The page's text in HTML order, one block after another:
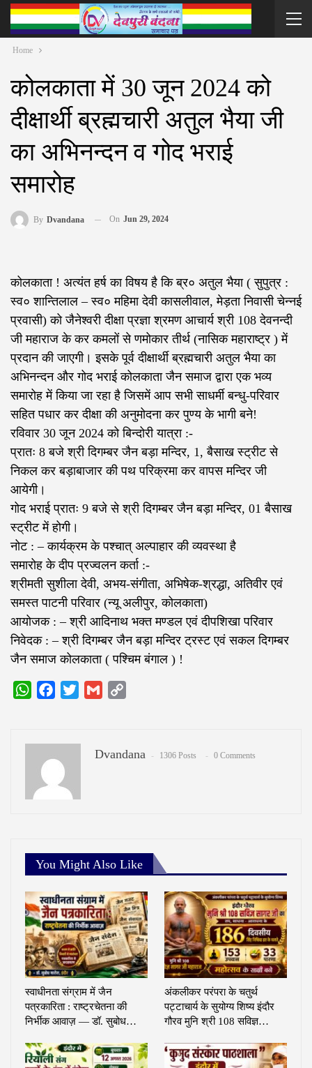
Home
कोलकाता में 30 जून 2024 को
दीक्षार्थी ब्रह्मचारी अतुल भैया जी
का अभिनन्दन व गोद भराई
समारोह
By Dvandana On Jun 29, 2024
कोलकाता ! अत्यंत हर्ष का विषय है कि ब्र० अतुल भैया ( सुपुत्र :
स्व० शान्तिलाल – स्व० महिमा देवी कासलीवाल, मेड़ता निवासी चेन्नई
प्रवासी) को जैनेश्वरी दीक्षा प्रज्ञा श्रमण आचार्य श्री 108 देवनन्दी
जी महाराज के कर कमलों से णमोकार तीर्थ (नासिक महाराष्ट्र ) में
प्रदान की जाएगी। इसके पूर्व दीक्षार्थी ब्रह्मचारी अतुल भैया का
अभिनन्दन और गोद भराई कोलकाता जैन समाज द्वारा एक भव्य
समारोह में किया जा रहा है जिसमें आप सभी साधर्मी बन्धु-परिवार
सहित पधार कर दीक्षा की अनुमोदना कर पुण्य के भागी बने!
रविवार 30 जून 2024 को बिन्दोरी यात्रा :-
प्रातः 8 बजे श्री दिगम्बर जैन बड़ा मन्दिर, 1, बैसाख स्ट्रीट से
निकल कर बड़ाबाजार की पथ परिक्रमा कर वापस मन्दिर जी
आयेगी।
गोद भराई प्रातः 9 बजे से श्री दिगम्बर जैन बड़ा मन्दिर, 01 बैसाख
स्ट्रीट में होगी।
नोट : – कार्यक्रम के पश्चात् अल्पाहार की व्यवस्था है
समारोह के दीप प्रज्वलन कर्ता :-
श्रीमती सुशीला देवी, अभय-संगीता, अभिषेक-श्रद्धा, अतिवीर एवं
समस्त पाटनी परिवार (न्यू अलीपुर, कोलकाता)
आयोजक : – श्री आदिनाथ भक्त मण्डल एवं दीपशिखा परिवार
निवेदक : – श्री दिगम्बर जैन बड़ा मन्दिर ट्रस्ट एवं सकल दिगम्बर
जैन समाज कोलकाता ( पश्चिम बंगाल ) !
WhatsAppFacebook
Twitter Gmail
Dvandana 1306 Posts 0 Comments
You Might Also Like
स्वाधीनता संग्राम में जैन
पत्रकारिता : राष्ट्रचेतना की
निर्भीक आवाज़ — डॉ. सुबोध…
अंकलीकर परंपरा के चतुर्थ
पट्टाचार्य के सुयोग्य शिष्य इंदौर
गौरव मुनि श्री 108 सविज्ञ…